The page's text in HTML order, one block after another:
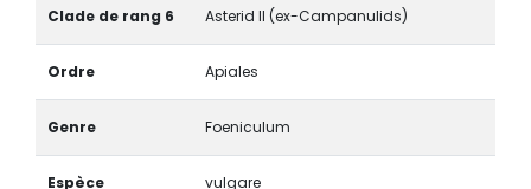
Clade de rang 6 Asterid II (ex-Campanulids)
Ordre Apiales
Genre Foeniculum
Espèce vulgare